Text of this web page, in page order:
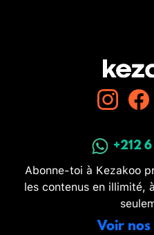
+212
Abonne-toi à Kezakoo
les contenus en illimité,
Voir